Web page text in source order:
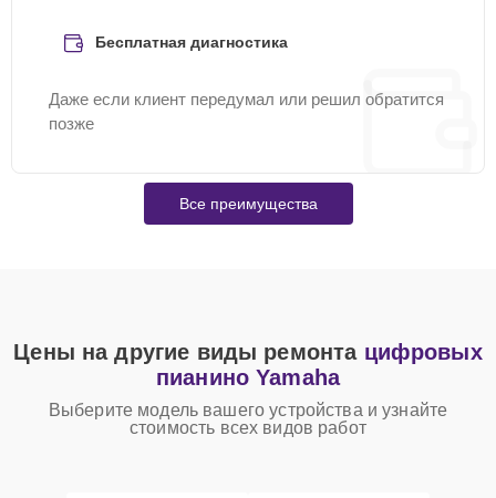
Бесплатная диагностика
Даже если клиент передумал или решил обратится
позже
Все преимущества
Цены на другие виды ремонта цифровых
пианино Yamaha
Выберите модель вашего устройства и узнайте
стоимость всех видов работ